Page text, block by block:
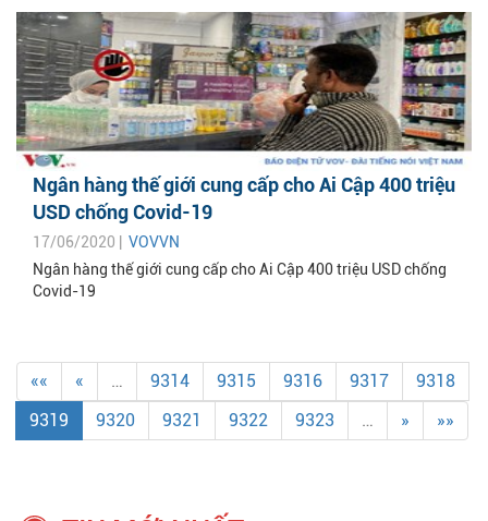
Ngân hàng thế giới cung cấp cho Ai Cập 400 triệu
USD chống Covid-19
17/06/2020 | VOVVN
Ngân hàng thế giới cung cấp cho Ai Cập 400 triệu USD chống
Covid-19
«« « … 9314 9315 9316 9317
9318
9319
9320 9321 9322 9323 … » »»